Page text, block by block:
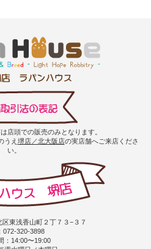
店頭での販売のみとなります。
うえ 堺店／北大阪店の実店舗へご来店くださ
い。
東浅香山町２丁７３−３７
072-320-3898
：14:00〜19:00